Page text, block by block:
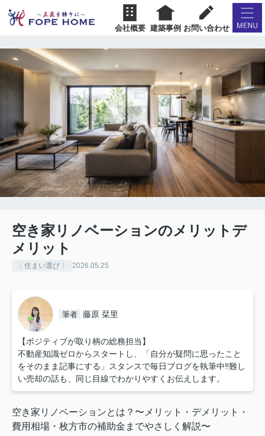
会社概要 建築事例 お問い合わせ
空き家リノベーションのメリットデ
メリット
〈 住まい選び 〉 2026.05.25
筆者 藤原 栞里
【ポジティブが取り柄の総務担当】
不動産知識ゼロからスタートし、「自分が疑問に思ったこと
をそのまま記事にする」スタンスで毎日ブログを執筆中‼︎難し
い売却の話も、同じ目線でわかりやすくお伝えします。
空き家リノベーションとは？〜メリット・デメリット・
費用相場・枚方市の補助金までやさしく解説〜